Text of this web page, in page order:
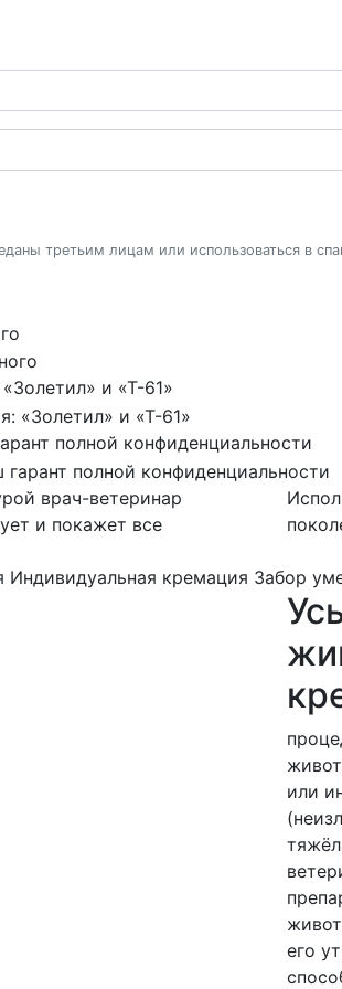
третьим лицам или использоваться в
и «Т-61»
полной конфиденциальности
врач-ветеринар
и покажет все
Индивидуальная кремация Забор
или
его